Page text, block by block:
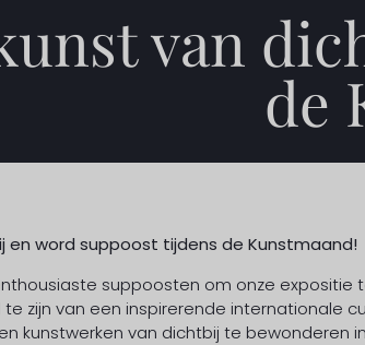
van
de
en word suppoost tijdens de Kunstmaand!
suppoosten om onze expositie
te zijn van een inspirerende internationale
kunstwerken van dichtbij te bewonderen